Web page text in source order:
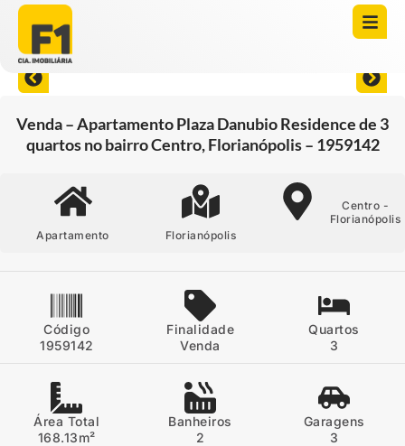
Venda – Apartamento Plaza Danubio Residence de 3
quartos no bairro Centro, Florianópolis – 1959142
Apartamento Florianópolis
Centro -
Florianópolis
Código
1959142
Finalidade
Venda
Quartos
3
Área Total
168.13m²
Banheiros
2
Garagens
3